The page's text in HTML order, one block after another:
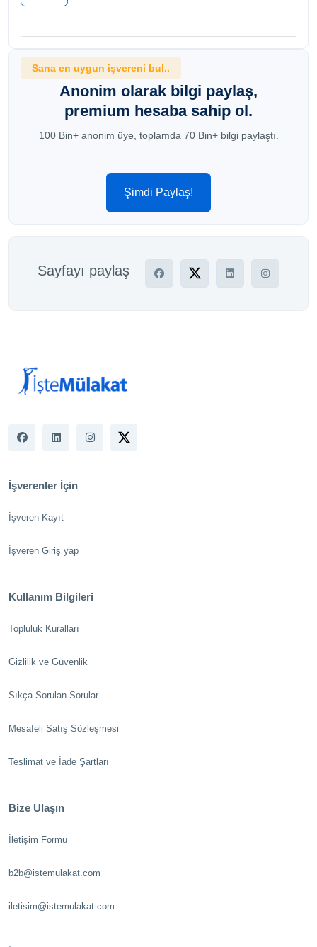
Sana en uygun işvereni bul..
Anonim olarak bilgi paylaş,
premium hesaba sahip ol.
100 Bin+ anonim üye, toplamda 70 Bin+ bilgi paylaştı.
Şimdi Paylaş!
Sayfayı paylaş
İşverenler İçin
İşveren Kayıt
İşveren Giriş yap
Kullanım Bilgileri
Topluluk Kuralları
Gizlilik ve Güvenlik
Sıkça Sorulan Sorular
Mesafeli Satış Sözleşmesi
Teslimat ve İade Şartları
Bize Ulaşın
İletişim Formu
b2b@istemulakat.com
iletisim@istemulakat.com